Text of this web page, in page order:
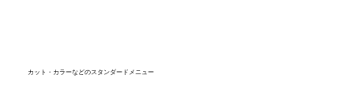
カット・カラーなどのスタンダードメニュー